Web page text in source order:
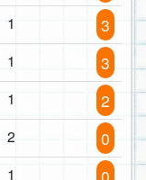
1 3
1 3
1 2
2 0
1